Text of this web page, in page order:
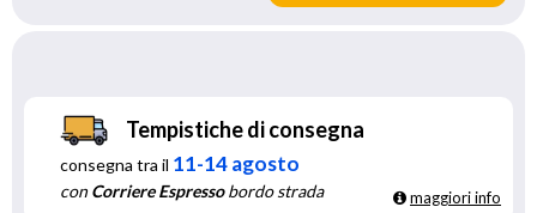
Tempistiche di consegna
consegna tra il 11-14 agosto
conCorriere Espressobordo strada maggiori info